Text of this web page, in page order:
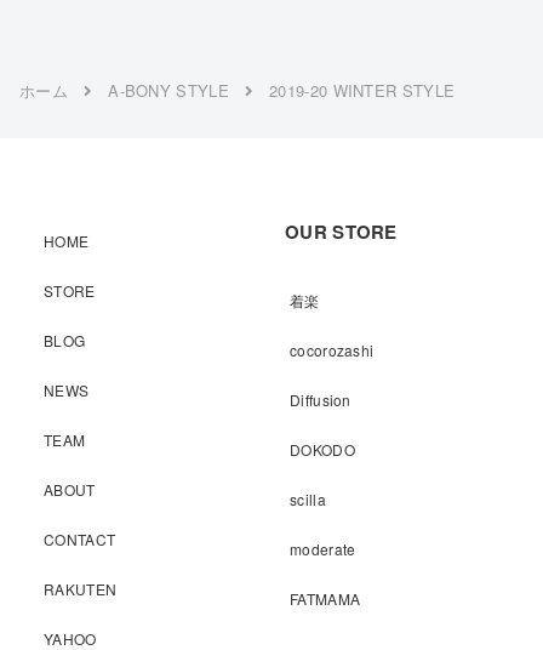
ホーム A-BONY STYLE 2019-20 WINTER STYLE
HOME
STORE
BLOG
NEWS
TEAM
ABOUT
CONTACT
RAKUTEN
YAHOO
OUR STORE
着楽
cocorozashi
Diffusion
DOKODO
scilla
moderate
FATMAMA